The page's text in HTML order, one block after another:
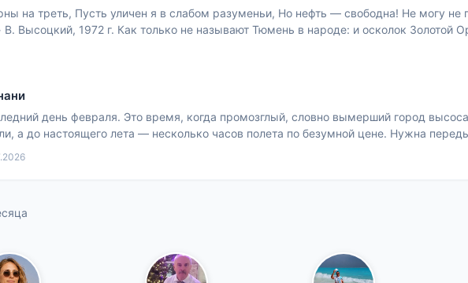
на треть, Пусть уличен я в слабом разуменьи, Но нефть — свободна! Не могу не
Высоцкий, 1972 г. Как только не называют Тюмень в народе: и осколок Золотой
деревень», и «Тюмень — ядрена мать», ну и
день февраля. Это время, когда промозглый, словно вымерший город
а до настоящего лета — несколько часов полета по безумной цене. Нужна
зимы, где можно согреться, вдохнуть влажный а